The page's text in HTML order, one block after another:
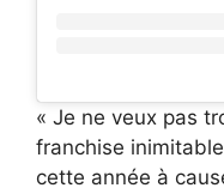
« Je ne veux pas
franchise
cette année à